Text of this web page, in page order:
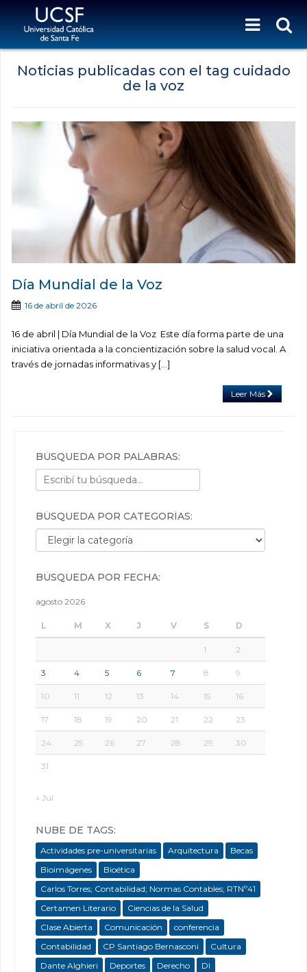
Noticias publicadas con el tag cuidado
de la voz
Día Mundial de la Voz
16 de abril de 2026
16 de abril | Día Mundial de la Voz Este día forma parte de una
iniciativa orientada a la concientización sobre la salud vocal. A
través de jornadas informativas y […]
Leer Más
BÚSQUEDA POR PALABRAS:
BÚSQUEDA POR CATEGORÍAS:
Búsqueda por categorías:
BÚSQUEDA POR FECHA:
agosto 2026
L M X J V S D
1 2
3 4 5 6 7 8 9
10 11 12 13 14 15 16
17 18 19 20 21 22 23
24 25 26 27 28 29 30
31
« Jul
NUBE DE TAGS:
Actividades pre-universitarias Arquitectura
Becas
Bioimágenes
Bioética
Carlos Torres; Contabilidad; Normas Contables; RTNº41
Certamen Literario
Ciencias de la Salud
Clase Abierta
Comunicación
conferencia
Contabilidad
CP Santiago Bernasconi
Cultura
Dante Alghieri
Deportes Derecho
DI